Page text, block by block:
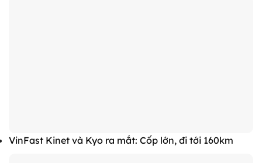
VinFast Kinet và Kyo ra mắt: Cốp lớn, đi tới 160km